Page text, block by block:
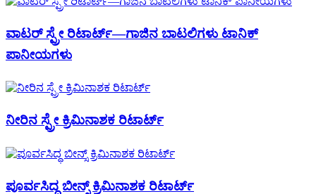
ವಾಟರ್ ಸ್ಪ್ರೇ ರಿಟಾರ್ಟ್—ಗಾಜಿನ ಬಾಟಲಿಗಳು ಟಾನಿಕ್
ಪಾನೀಯಗಳು
ನೀರಿನ ಸ್ಪ್ರೇ ಕ್ರಿಮಿನಾಶಕ ರಿಟಾರ್ಟ್
ಪೂರ್ವಸಿದ್ಧ ಬೀನ್ಸ್ ಕ್ರಿಮಿನಾಶಕ ರಿಟಾರ್ಟ್